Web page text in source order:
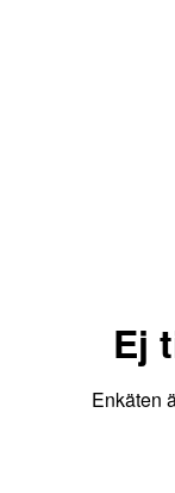
Ej
Enkäten